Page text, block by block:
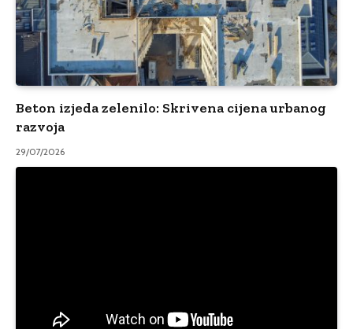
Beton izjeda zelenilo: Skrivena cijena urbanog
razvoja
29/07/2026